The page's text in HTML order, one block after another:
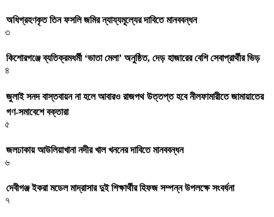
অধিগ্রহণকৃত তিন ফসলি জমির ন্যায্যমূল্যের দাবিতে মানববন্ধন
৩
কিশোরগঞ্জে ব্যতিক্রমধর্মী ‘ভাতা মেলা’ অনুষ্ঠিত, দেড় হাজারের বেশি সেবাপ্রার্থীর ভিড়
৪
জুলাই সনদ বাস্তবায়ন না হলে আবারও রাজপথ উত্তপ্ত হবে নীলফামারীতে জামায়াতের
গণ-সমাবেশে বক্তারা
৫
জলঢাকায় আউলিয়াখানা নদীর খাল খননের দাবিতে মানববন্ধন
৬
দেবীগঞ্জ ইকরা মডেল মাদ্রাসার দুই শিক্ষার্থীর হিফজ সম্পন্ন উপলক্ষে সংবর্ধনা
৭